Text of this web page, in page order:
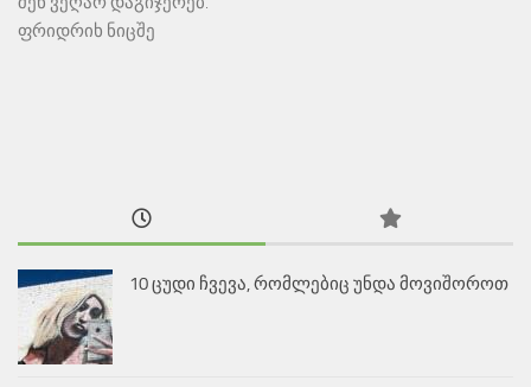
ფრიდრიხ ნიცშე
10 ცუდი ჩვევა, რომლებიც უნდა მოვიშოროთ